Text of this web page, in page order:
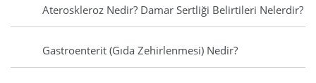
Ateroskleroz Nedir? Damar Sertliği Belirtileri Nelerdir?
Gastroenterit (Gıda Zehirlenmesi) Nedir?